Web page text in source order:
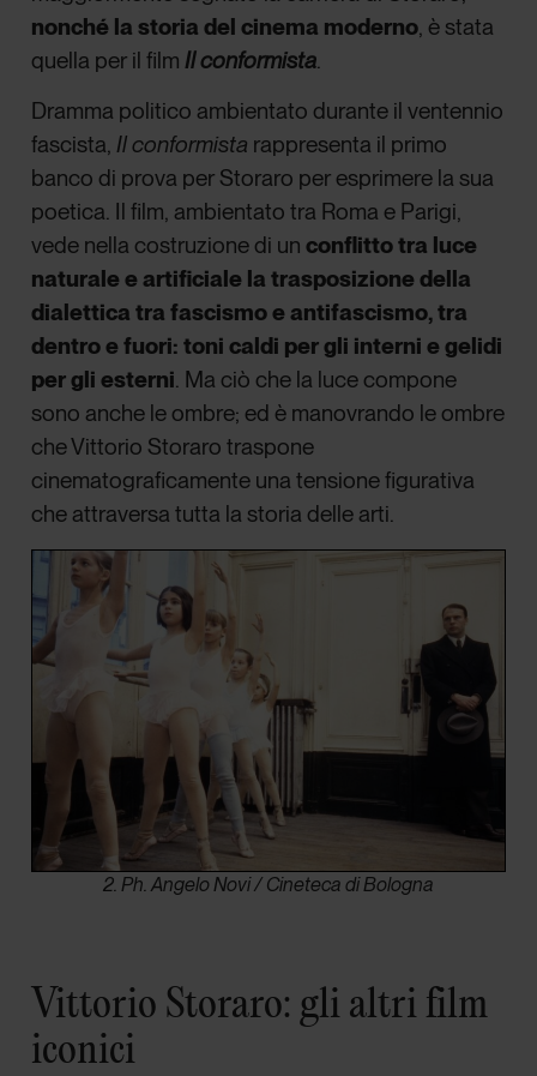
nonché la storia del cinema moderno, è stata
quella per il filmIl conformista.
Dramma politico ambientato durante il ventennio
fascista,Il conformista rappresenta il primo
banco di prova per Storaro per esprimere la sua
poetica. Il film, ambientato tra Roma e Parigi,
vede nella costruzione di unconflitto tra luce
naturale e artificiale la trasposizione della
dialettica tra fascismo e antifascismo, tra
dentro e fuori: toni caldi per gli interni e gelidi
per gli esterni. Ma ciò che la luce compone
sono anche le ombre; ed è manovrando le ombre
che Vittorio Storaro traspone
cinematograficamente una tensione figurativa
che attraversa tutta la storia delle arti.
2. Ph. Angelo Novi / Cineteca di Bologna
Vittorio Storaro: gli altri film
iconici